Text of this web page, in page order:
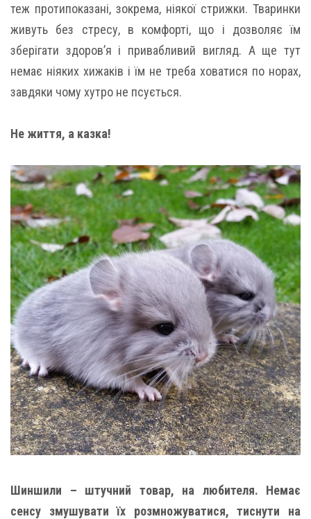
теж протипоказані, зокрема, ніякої стрижки. Тваринки
живуть без стресу, в комфорті, що і дозволяє їм
зберігати здоров’я і привабливий вигляд. А ще тут
немає ніяких хижаків і їм не треба ховатися по норах,
завдяки чому хутро не псується.
Не життя, а казка!
Шиншили – штучний товар, на любителя. Немає
сенсу змушувати їх розмножуватися, тиснути на